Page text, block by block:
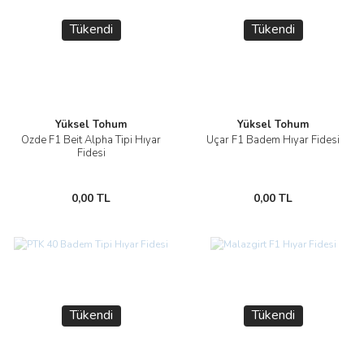
Tükendi
Yüksel Tohum
Özde F1 Beit Alpha Tipi Hıyar
Fidesi
0,00 TL
Tükendi
Yüksel Tohum
Uçar F1 Badem Hıyar Fidesi
0,00 TL
Tükendi Tükendi